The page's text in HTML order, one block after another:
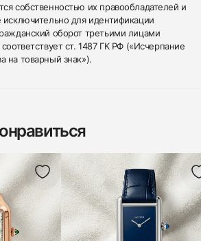
собственностью их правообладателей и
исключительно для идентификации
оборот третьими лицами
ст. 1487 ГК РФ («Исчерпание
на товарный знак»).